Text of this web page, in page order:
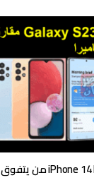
مقارنة بين Galaxy S23 Ultra وiPhone 14 Pro من يتفوق